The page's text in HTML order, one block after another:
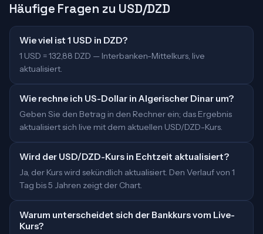
Häufige Fragen zu USD/DZD
Wie viel ist 1 USD in DZD?
1 USD = 132,88 DZD — Interbanken-Mittelkurs, live
aktualisiert.
Wie rechne ich US-Dollar in Algerischer Dinar um?
Geben Sie den Betrag in den Rechner ein; das Ergebnis
aktualisiert sich live mit dem aktuellen USD/DZD-Kurs.
Wird der USD/DZD-Kurs in Echtzeit aktualisiert?
Ja, der Kurs wird sekündlich aktualisiert. Den Verlauf von 1
Tag bis 5 Jahren zeigt der Chart.
Warum unterscheidet sich der Bankkurs vom Live-
Kurs?